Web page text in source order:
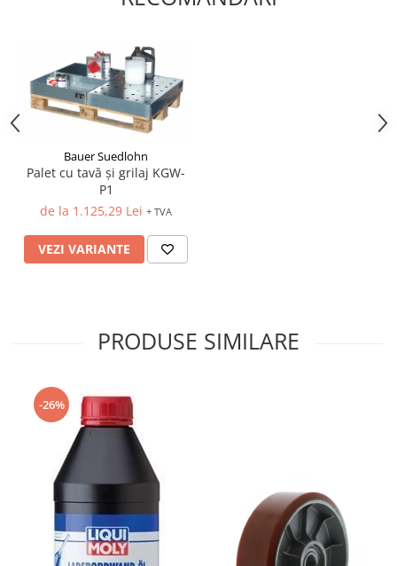
Pozitionere de sudura
Platforme foarfeca
Translator stivuitor
Prelungitor lame stivuitor CAM
attachments
Atasamente profesionale CAM
Cleste ridicare butoi
Dispozitive ridicare butoaie
Bauer Suedlohn
Palet cu tavă și grilaj KGW-
P1
de la 1.125,29 Lei + TVA
VEZI VARIANTE
PRODUSE SIMILARE
-26%